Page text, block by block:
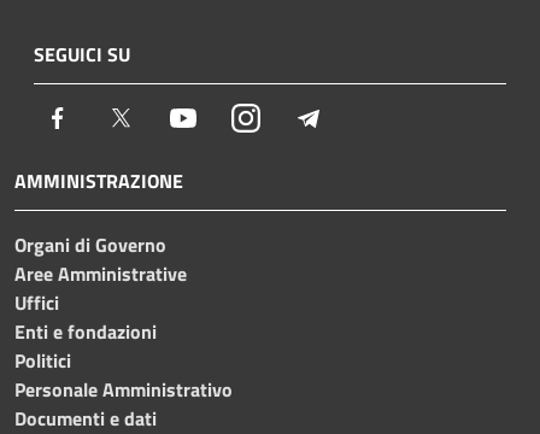
SEGUICI SU
Facebook Twitter YoutubeInstagram
AMMINISTRAZIONE
Organi di Governo
Aree Amministrative
Uffici
Enti e fondazioni
Politici
Personale Amministrativo
Documenti e dati